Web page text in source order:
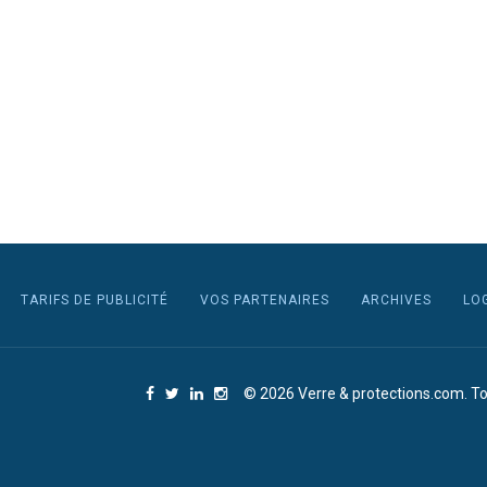
TARIFS DE PUBLICITÉ VOS PARTENAIRES ARCHIVES
© 2026 Verre & protections.com.